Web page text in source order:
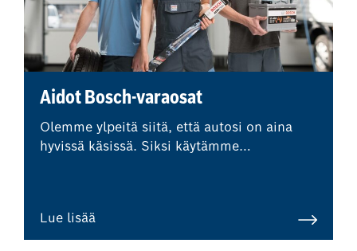
Aidot Bosch-varaosat
Olemme ylpeitä siitä, että autosi on aina
hyvissä käsissä. Siksi käytämme
kokonaislaadun ja auttavat ylläpitämään
autosi arvoa.
Lue lisää